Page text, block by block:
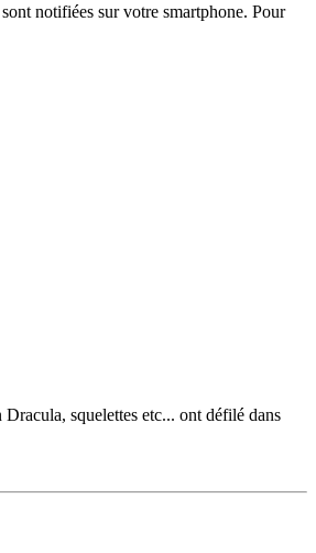
notifiées sur votre smartphone. Pour
squelettes etc... ont défilé dans